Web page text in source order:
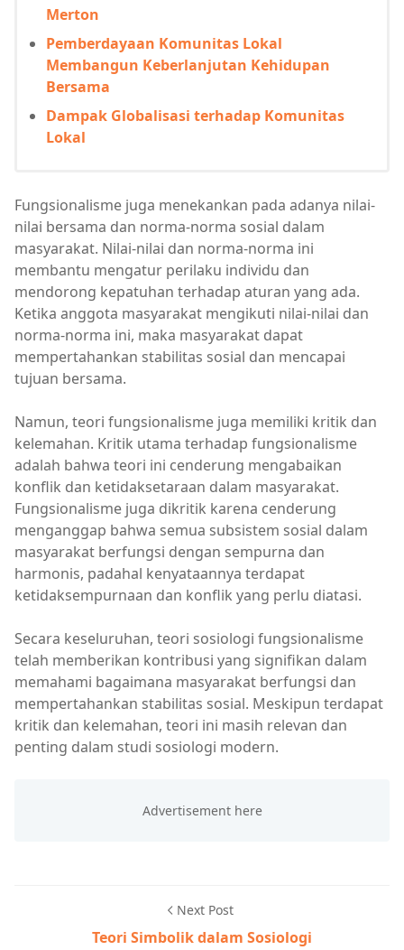
Merton
Pemberdayaan Komunitas Lokal
Membangun Keberlanjutan Kehidupan
Bersama
Dampak Globalisasi terhadap Komunitas
Lokal
Fungsionalisme juga menekankan pada adanya nilai-
nilai bersama dan norma-norma sosial dalam
masyarakat. Nilai-nilai dan norma-norma ini
membantu mengatur perilaku individu dan
mendorong kepatuhan terhadap aturan yang ada.
Ketika anggota masyarakat mengikuti nilai-nilai dan
norma-norma ini, maka masyarakat dapat
mempertahankan stabilitas sosial dan mencapai
tujuan bersama.
Namun, teori fungsionalisme juga memiliki kritik dan
kelemahan. Kritik utama terhadap fungsionalisme
adalah bahwa teori ini cenderung mengabaikan
konflik dan ketidaksetaraan dalam masyarakat.
Fungsionalisme juga dikritik karena cenderung
menganggap bahwa semua subsistem sosial dalam
masyarakat berfungsi dengan sempurna dan
harmonis, padahal kenyataannya terdapat
ketidaksempurnaan dan konflik yang perlu diatasi.
Secara keseluruhan, teori sosiologi fungsionalisme
telah memberikan kontribusi yang signifikan dalam
memahami bagaimana masyarakat berfungsi dan
mempertahankan stabilitas sosial. Meskipun terdapat
kritik dan kelemahan, teori ini masih relevan dan
penting dalam studi sosiologi modern.
Next Post
Teori Simbolik dalam Sosiologi